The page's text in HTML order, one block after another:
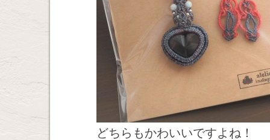
どちらもかわいいですよね！